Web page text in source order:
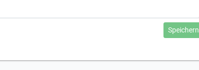
Speichern